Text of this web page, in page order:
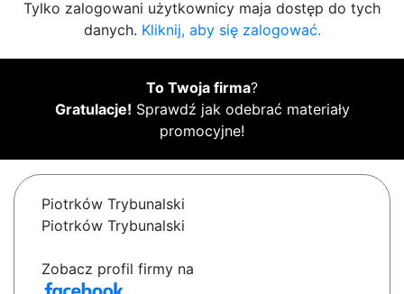
Tylko zalogowani użytkownicy maja dostęp do tych
danych. Kliknij, aby się zalogować.
To Twoja firma?
Gratulacje! Sprawdź jak odebrać materiały
promocyjne!
Piotrków Trybunalski
Piotrków Trybunalski
Zobacz profil firmy na